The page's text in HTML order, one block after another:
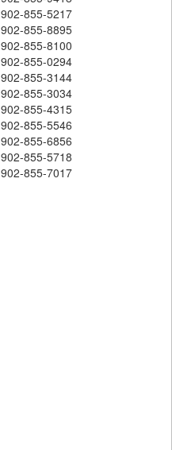
902-855-5217
902-855-8895
902-855-8100
902-855-0294
902-855-3144
902-855-3034
902-855-4315
902-855-5546
902-855-6856
902-855-5718
902-855-7017